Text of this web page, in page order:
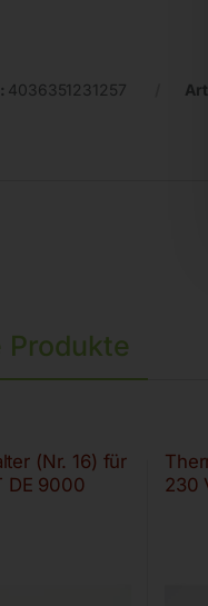
4036351231257
Produkte
(Nr. 16) für
DE 9000
230